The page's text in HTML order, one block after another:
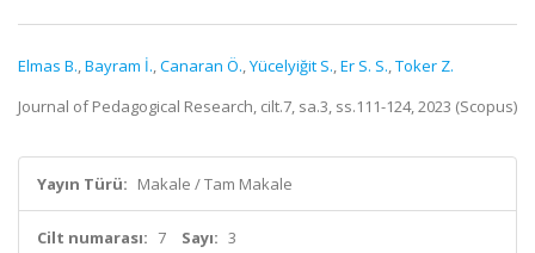
Elmas B.,Bayram İ.,Canaran Ö.,Yücelyiğit S.,Er S. S.,Toker Z.
Journal of Pedagogical Research, cilt.7, sa.3, ss.111-124, 2023 (Scopus)
Yayın Türü: Makale / Tam Makale
Cilt numarası: 7 Sayı: 3